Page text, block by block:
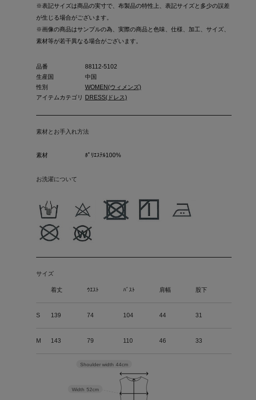
※表記サイズは商品の実寸で、布製品の特性上、表記サイズと多少の誤差
が生じる場合がございます。
※画像の商品はサンプルの為、実際の商品と色味、仕様、加工、サイズ、
素材等が若干異なる場合がございます。
品番
88112-5102
生産国
中国
性別
WOMEN(ウィメンズ)
アイテムカテゴリ
DRESS(ドレス)
素材とお手入れ方法
素材 ﾎﾟﾘｴｽﾃﾙ100%
お洗濯について
サイズ
着丈 ｳｴｽﾄ ﾊﾞｽﾄ 肩幅 股下
S 139 74 104 44 31
M 143 79 110 46 33
Width 52cm
Shoulder width 44cm